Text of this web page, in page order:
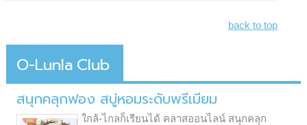
back to top
O-Lunla Club
สนุกคลุกฟอง สบู่หอมระดับพรีเมียม
ใกล้-ไกลก็เรียนได้ คลาสออนไลน์ สนุกคลุก